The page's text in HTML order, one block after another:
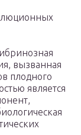
вызванная
плодного
является